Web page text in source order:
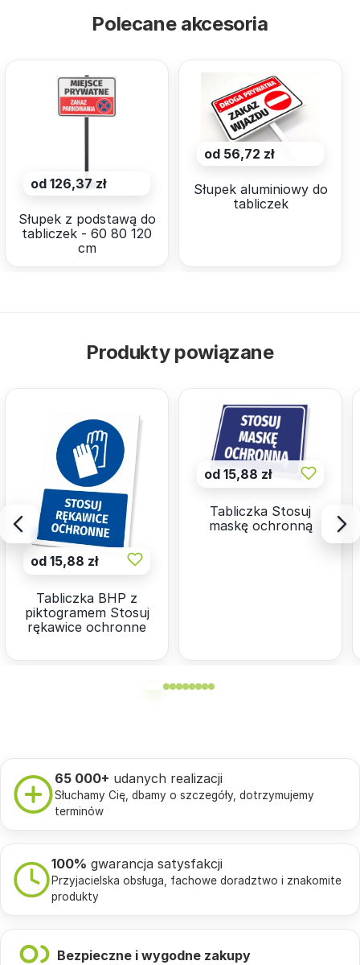
Polecane akcesoria
od 126,37 zł
Słupek z podstawą do
tabliczek - 60 80 120
cm
od 56,72 zł
Słupek aluminiowy do
tabliczek
Produkty powiązane
od 15,88 zł
Tabliczka BHP z
piktogramem Stosuj
rękawice ochronne
od 15,88 zł
Tabliczka Stosuj
maskę ochronną
65 000+ udanych realizacji
Słuchamy Cię, dbamy o szczegóły, dotrzymujemy
terminów
100% gwarancja satysfakcji
Przyjacielska obsługa, fachowe doradztwo i znakomite
produkty
Bezpieczne i wygodne zakupy